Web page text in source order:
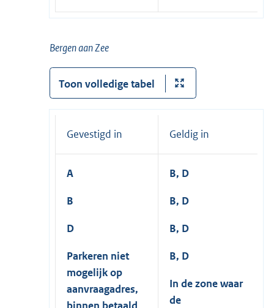
Bergen aan Zee
Toon volledige tabel
Gevestigd in Geldig in
A
B
D
Parkeren niet
mogelijk op
aanvraagadres,
B, D
B, D
B, D
B, D
In de zone waar
de